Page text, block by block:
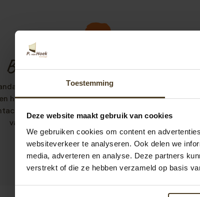
Toestemming
Deze website maakt gebruik van cookies
We gebruiken cookies om content en
websiteverkeer te analyseren. Ook delen we
media, adverteren en analyse. Deze partners
verstrekt of die ze hebben verzameld op basis
Bert uit Voorschoten schrijft:
is onze schutting geplaatst en wat ik al diverse
had gelezen dat klopt dus helemaal van af het
tot en met het eindresultaat helemaal top wat
vakmensen niets was te veel en een schitterend
eindresultaat hartelijk dank hiervoor